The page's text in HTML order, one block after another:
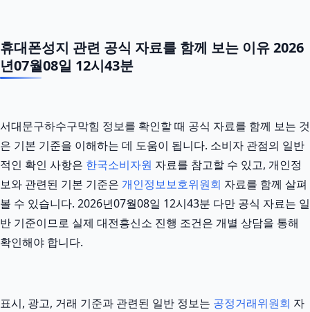
휴대폰성지 관련 공식 자료를 함께 보는 이유 2026
년07월08일 12시43분
서대문구하수구막힘 정보를 확인할 때 공식 자료를 함께 보는 것
은 기본 기준을 이해하는 데 도움이 됩니다. 소비자 관점의 일반
적인 확인 사항은 한국소비자원 자료를 참고할 수 있고, 개인정
보와 관련된 기본 기준은 개인정보보호위원회 자료를 함께 살펴
볼 수 있습니다. 2026년07월08일 12시43분 다만 공식 자료는 일
반 기준이므로 실제 대전흥신소 진행 조건은 개별 상담을 통해
확인해야 합니다.
표시, 광고, 거래 기준과 관련된 일반 정보는 공정거래위원회 자